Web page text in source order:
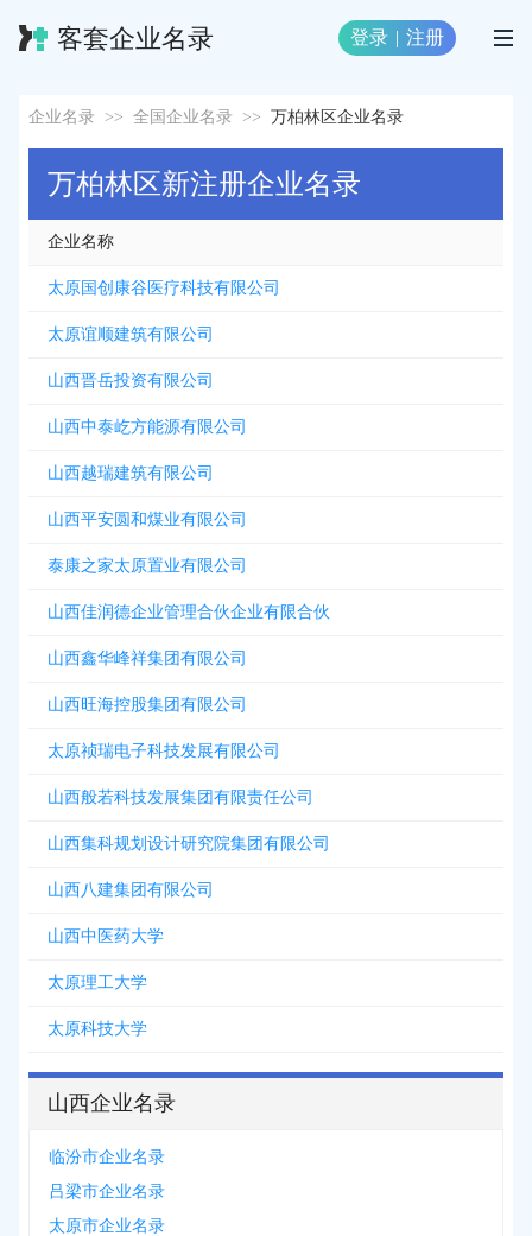
客套企业名录 登录 | 注册
企业名录 >> 全国企业名录 >> 万柏林区企业名录
万柏林区新注册企业名录
企业名称
太原国创康谷医疗科技有限公司
太原谊顺建筑有限公司
山西晋岳投资有限公司
山西中泰屹方能源有限公司
山西越瑞建筑有限公司
山西平安圆和煤业有限公司
泰康之家太原置业有限公司
山西佳润德企业管理合伙企业有限合伙
山西鑫华峰祥集团有限公司
山西旺海控股集团有限公司
太原祯瑞电子科技发展有限公司
山西般若科技发展集团有限责任公司
山西集科规划设计研究院集团有限公司
山西八建集团有限公司
山西中医药大学
太原理工大学
太原科技大学
山西企业名录
临汾市企业名录
吕梁市企业名录
太原市企业名录